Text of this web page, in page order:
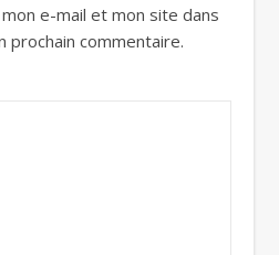
e-mail et mon site dans
prochain commentaire.